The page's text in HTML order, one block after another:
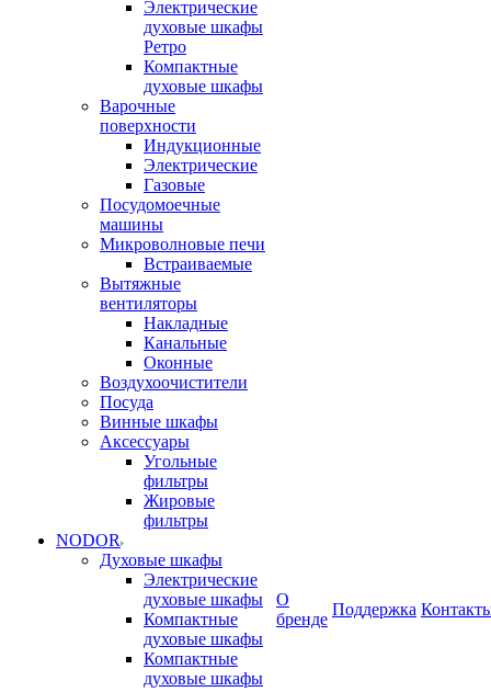
Электрические
духовые шкафы
Ретро
Компактные
духовые шкафы
Варочные
поверхности
Индукционные
Электрические
Газовые
Посудомоечные
машины
Микроволновые печи
Встраиваемые
Вытяжные
вентиляторы
Накладные
Канальные
Оконные
Воздухоочистители
Посуда
Винные шкафы
Аксессуары
Угольные
фильтры
Жировые
фильтры
NODOR
Духовые шкафы
Электрические
духовые шкафы
Компактные
духовые шкафы
Компактные
духовые шкафы
О
бренде
Поддержка